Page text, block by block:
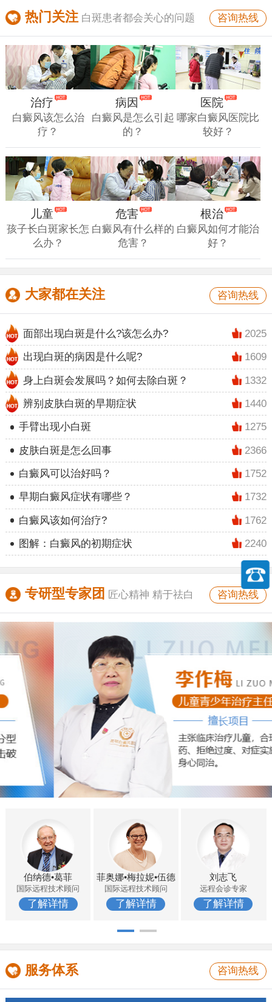
咨询热线
热门关注 白斑患者都会关心的问题
治疗
白癜风该怎么治
疗？
病因
白癜风是怎么引起
的？
医院
哪家白癜风医院比
较好？
儿童
孩子长白斑家长怎
么办？
危害
白癜风有什么样的
危害？
根治
白癜风如何才能治
好？
咨询热线
大家都在关注
2025
面部出现白斑是什么?该怎么办?
1609
出现白斑的病因是什么呢?
1332
身上白斑会发展吗？如何去除白斑？
1440
辨别皮肤白斑的早期症状
1275
手臂出现小白斑
2366
皮肤白斑是怎么回事
1752
白癜风可以治好吗？
1732
早期白癜风症状有哪些？
1762
白癜风该如何治疗?
2240
图解：白癜风的初期症状
咨询热线
专研型专家团 匠心精神 精于祛白
伯纳德•葛菲
国际远程技术顾问
了解详情
菲奥娜•梅拉妮•伍德
国际远程技术顾问
了解详情
刘志飞
远程会诊专家
了解详情
咨询热线
服务体系